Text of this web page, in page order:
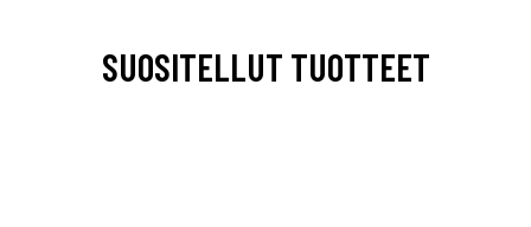
SUOSITELLUT TUOTTEET